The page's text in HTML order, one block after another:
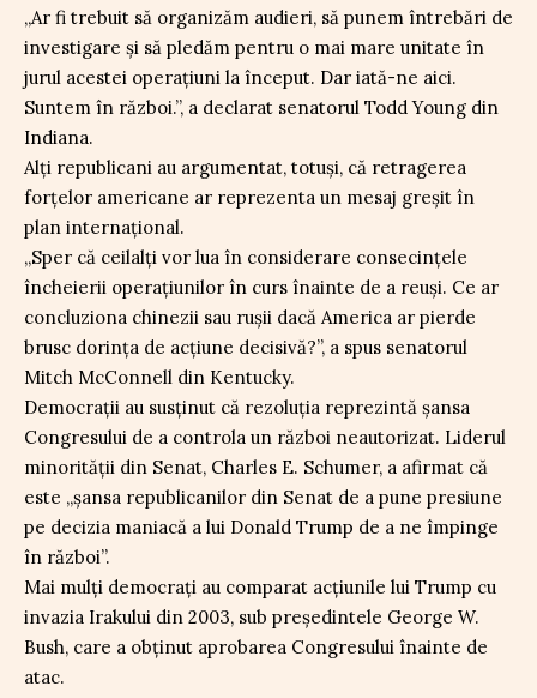
„Ar fi trebuit să organizăm audieri, să punem întrebări de
investigare și să pledăm pentru o mai mare unitate în
jurul acestei operațiuni la început. Dar iată-ne aici.
Suntem în război.”, a declarat senatorul Todd Young din
Indiana.
Alți republicani au argumentat, totuși, că retragerea
forțelor americane ar reprezenta un mesaj greșit în
plan internațional.
„Sper că ceilalți vor lua în considerare consecințele
încheierii operațiunilor în curs înainte de a reuși. Ce ar
concluziona chinezii sau rușii dacă America ar pierde
brusc dorința de acțiune decisivă?”, a spus senatorul
Mitch McConnell din Kentucky.
Democrații au susținut că rezoluția reprezintă șansa
Congresului de a controla un război neautorizat. Liderul
minorității din Senat, Charles E. Schumer, a afirmat că
este „șansa republicanilor din Senat de a pune presiune
pe decizia maniacă a lui Donald Trump de a ne împinge
în război”.
Mai mulți democrați au comparat acțiunile lui Trump cu
invazia Irakului din 2003, sub președintele George W.
Bush, care a obținut aprobarea Congresului înainte de
atac.